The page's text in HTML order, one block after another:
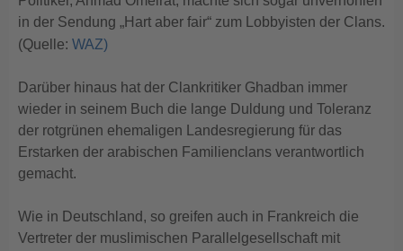
in der Sendung „Hart aber fair“ zum Lobbyisten der Clans.
(Quelle: WAZ)
Darüber hinaus hat der Clankritiker Ghadban immer
wieder in seinem Buch die lange Duldung und Toleranz
der rotgrünen ehemaligen Landesregierung für das
Erstarken der arabischen Familienclans verantwortlich
gemacht.
Wie in Deutschland, so greifen auch in Frankreich die
Vertreter der muslimischen Parallelgesellschaft mit